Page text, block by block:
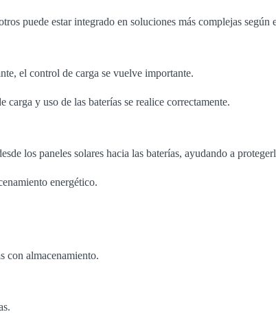
puede estar integrado en soluciones más complejas según
el control de carga se vuelve importante.
y uso de las baterías se realice correctamente.
los paneles solares hacia las baterías, ayudando a
energético.
con almacenamiento.